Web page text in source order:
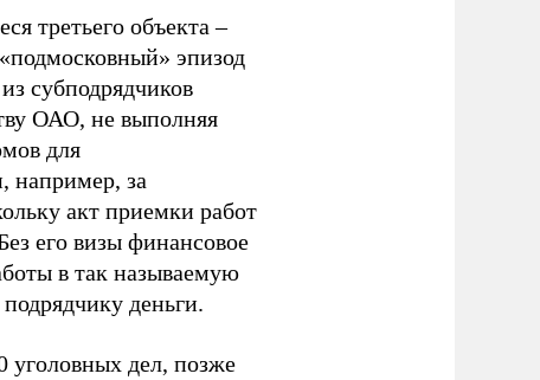
третьего объекта –
эпизод
субподрядчиков
ОАО, не выполняя
для
например, за
акт приемки работ
его визы финансовое
в так называемую
деньги.
уголовных дел, позже